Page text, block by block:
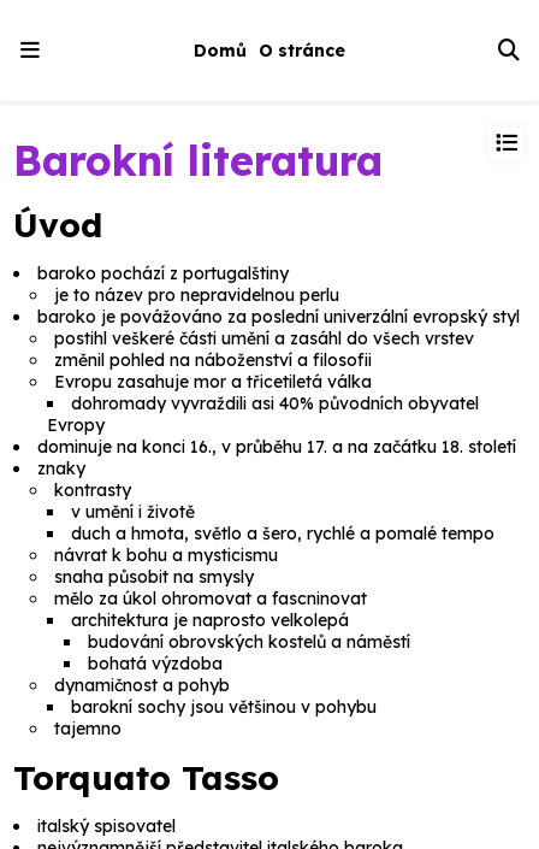
Domů O stránce
Barokní literatura
Úvod
baroko pochází z portugalštiny
je to název pro nepravidelnou perlu
baroko je povážováno za poslední univerzální evropský styl
postihl veškeré části umění a zasáhl do všech vrstev
změnil pohled na náboženství a filosofii
Evropu zasahuje mor a třicetiletá válka
dohromady vyvraždili asi 40% původních obyvatel
Evropy
dominuje na konci 16., v průběhu 17. a na začátku 18. století
znaky
kontrasty
v umění i životě
duch a hmota, světlo a šero, rychlé a pomalé tempo
návrat k bohu a mysticismu
snaha působit na smysly
mělo za úkol ohromovat a fascninovat
architektura je naprosto velkolepá
budování obrovských kostelů a náměstí
bohatá výzdoba
dynamičnost a pohyb
barokní sochy jsou většinou v pohybu
tajemno
Torquato Tasso
italský spisovatel